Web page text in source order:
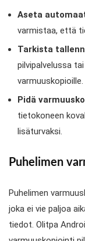
Aseta
varmistaa, että
Tarkista
pilvipalvelussa
varmuuskopioille.
Pidä
tietokoneen
lisäturvaksi.
Puhelimen
Puhelimen
joka ei vie paljoa
tiedot. Olitpa